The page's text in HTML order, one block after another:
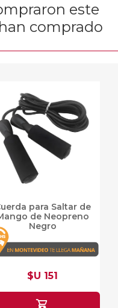
este
comprado
para Saltar de
de Neopreno
Negro
$U 151